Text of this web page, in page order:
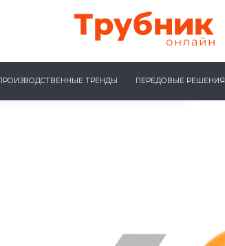
ТРЕНДЫ ПЕРЕДОВЫЕ РЕШЕНИЯ